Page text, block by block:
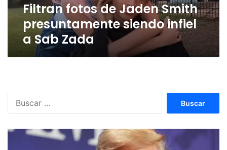
Filtran fotos de Jaden Smith
presuntamente siendo infiel
a Sab Zada